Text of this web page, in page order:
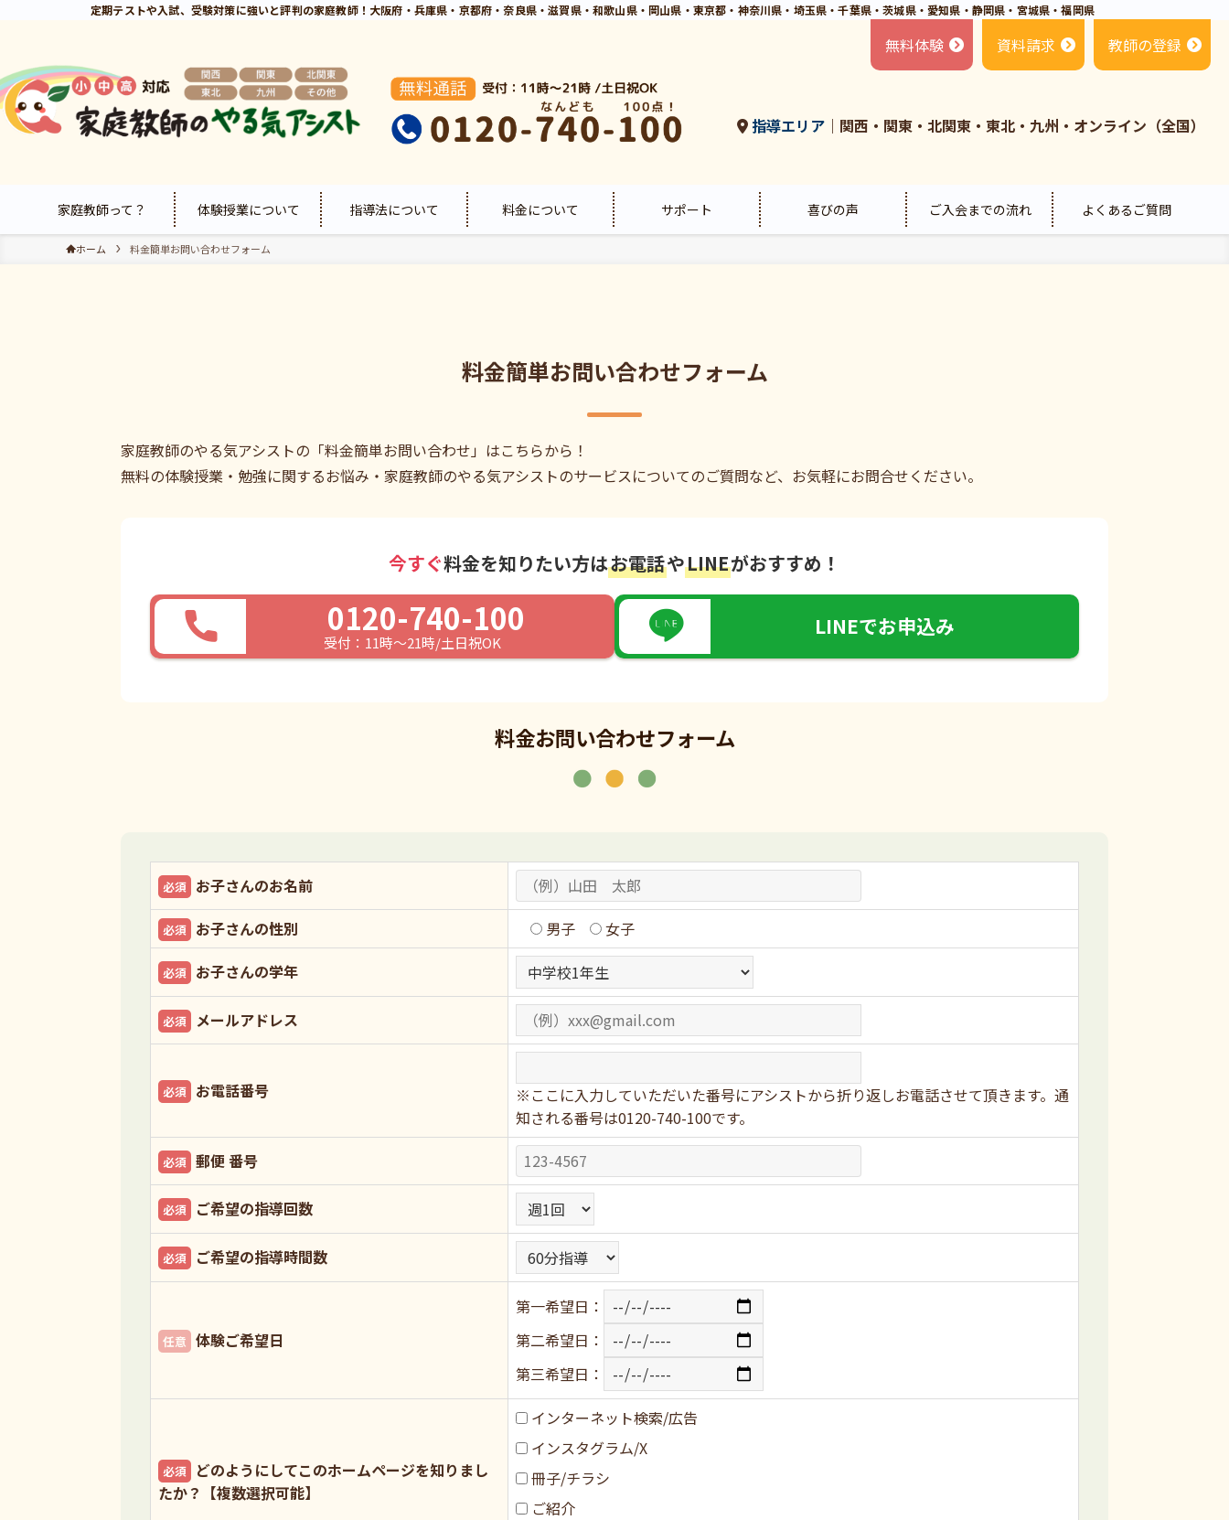
定期テストや入試、受験対策に強いと評判の家庭教師！大阪府・兵庫県・京都府・奈良県・滋賀県・和歌山県・岡山県・東京都・神奈川県・埼玉県・千葉県・茨城県・愛知県・静岡県・宮城県・福岡県
家庭教師って？ 体験授業について 指導法について 料金について サポート 喜びの声 ご入会までの流れ よくあるご質問
指導エリア｜関西・関東・北関東・東北・九州・オンライン（全国）
無料体験 資料請求 教師の登録
ホーム 料金簡単お問い合わせフォーム
料金簡単お問い合わせフォーム
家庭教師のやる気アシストの「料金簡単お問い合わせ」はこちらから！
無料の体験授業・勉強に関するお悩み・家庭教師のやる気アシストのサービスについてのご質問など、お気軽にお問合せください。
今すぐ料金を知りたい方はお電話やLINEがおすすめ！
0120-740-100
受付：11時～21時/土日祝OK
LINEでお申込み
料金お問い合わせフォーム
必須 お子さんのお名前
必須 お子さんの性別 男子 女子
必須 お子さんの学年
必須 メールアドレス
必須 お電話番号
※ここに入力していただいた番号にアシストから折り返しお電話させて頂きます。通
知される番号は0120-740-100です。
必須 郵便 番号
必須 ご希望の指導回数
必須 ご希望の指導時間数
任意 体験ご希望日
第一希望日：
第二希望日：
第三希望日：
必須
どのようにしてこのホームページを知りまし
たか？【複数選択可能】
インターネット検索/広告
インスタグラム/X
冊子/チラシ
ご紹介